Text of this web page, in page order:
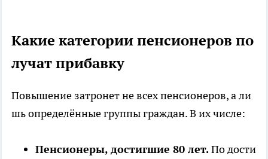
Какие категории пенсионеров по
лучат прибавку
Повышение затронет не всех пенсионеров, а ли
шь определённые группы граждан. В их числе:
Пенсионеры, достигшие 80 лет.По дости